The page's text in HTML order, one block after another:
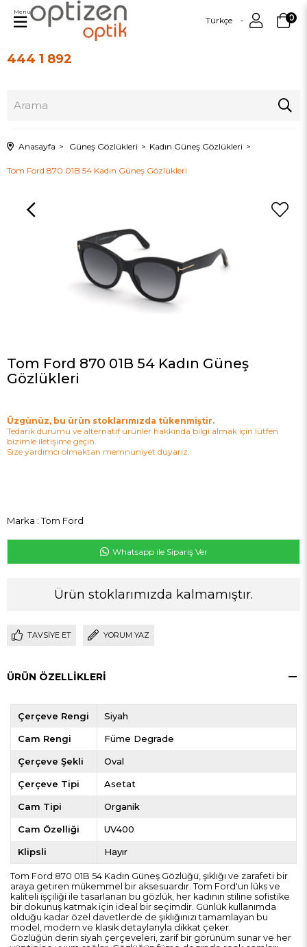
444 1 892
Türkçe 0
Menu
Anasayfa Güneş Gözlükleri Kadın Güneş Gözlükleri
Tom Ford 870 01B 54 Kadın Güneş Gözlükleri
Tom Ford 870 01B 54 Kadın Güneş
Gözlükleri
Üzgünüz, bu ürün stoklarımızda tükenmiştir.
Tedarik durumu ve alternatif ürünler hakkında bilgi almak için lütfen
bizimle iletişime geçin.
Size yardımcı olmaktan memnuniyet duyarız.
Marka : Tom Ford
Whatsapp ile Sipariş Ver
Ürün stoklarımızda kalmamıştır.
TAVSIYE ET YORUM YAZ
ÜRÜN ÖZELLIKLERI
Çerçeve Rengi Siyah
Cam Rengi Füme Degrade
Çerçeve Şekli Oval
Çerçeve Tipi Asetat
Cam Tipi Organik
Cam Özelliği UV400
Klipsli Hayır
Tom Ford 870 01B 54 Kadın Güneş Gözlüğü, şıklığı ve zarafeti bir
araya getiren mükemmel bir aksesuardır. Tom Ford'un lüks ve
kaliteli işçiliği ile tasarlanan bu gözlük, her kadının stiline sofistike
bir dokunuş katmak için ideal bir seçimdir. Günlük kullanımda
olduğu kadar özel davetlerde de şıklığınızı tamamlayan bu
model, modern ve klasik detaylarıyla dikkat çeker.
Gözlüğün derin siyah çerçeveleri, zarif bir görünüm sunar ve her